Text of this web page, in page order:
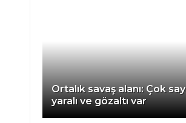
Ortalık savaş alanı: Çok
yaralı ve gözaltı var